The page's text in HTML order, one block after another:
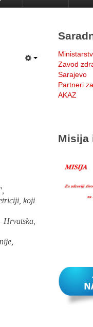
koji
Hrvatska,
Zavod
Sarajevo
Partneri
AKAZ
Misija